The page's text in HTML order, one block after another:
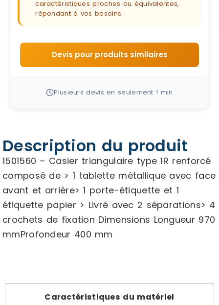
caractéristiques proches ou équivalentes,
répondant à vos besoins.
Devis pour produits similaires
Plusieurs devis en seulement 1 min
Description du produit
1501560 – Casier triangulaire type 1R renforcé
composé de > 1 tablette métallique avec face
avant et arrière> 1 porte-étiquette et 1
étiquette papier > Livré avec 2 séparations> 4
crochets de fixation Dimensions Longueur 970
mmProfondeur 400 mm
Caractéristiques du matériel